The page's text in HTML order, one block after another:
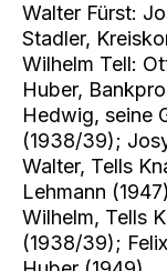
Walter Fürst:
Stadler,
Wilhelm Tell:
Huber,
Hedwig, seine
(1938/39);
Walter, Tells
Lehmann
Wilhelm, Tells
(1938/39);